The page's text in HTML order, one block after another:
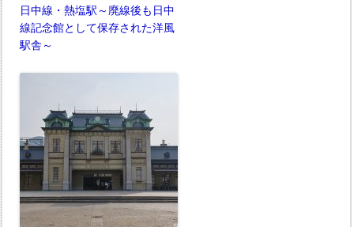
日中線・熱塩駅～廃線後も日中
線記念館として保存された洋風
駅舎～